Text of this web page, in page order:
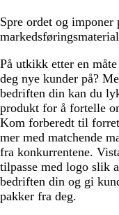
Spre ordet og imponer
På utkikk etter en
deg nye kunder på?
bedriften din kan du
produkt for å fortelle
Kom forberedt til
mer med matchende
fra konkurrentene.
tilpasse med logo slik
bedriften din og gi
pakker fra deg.